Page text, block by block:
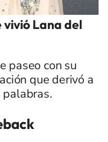
vivió Lana del
paseo con su
que derivó a
palabras.